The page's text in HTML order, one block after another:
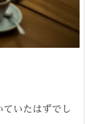
ていたはずでし